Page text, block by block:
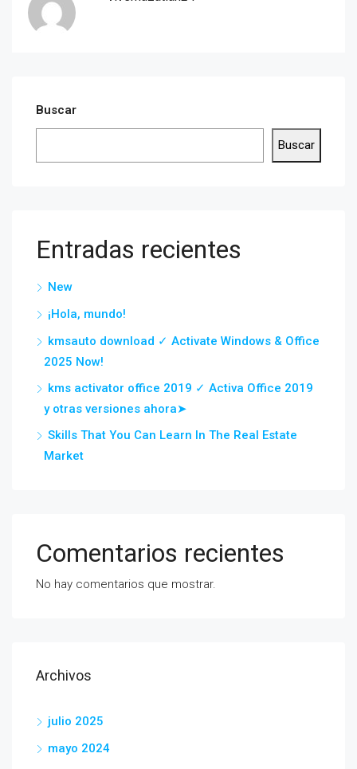
Buscar
Buscar
Entradas recientes
New
¡Hola, mundo!
kmsauto download ✓ Activate Windows & Office
2025 Now!
kms activator office 2019 ✓ Activa Office 2019
y otras versiones ahora➤
Skills That You Can Learn In The Real Estate
Market
Comentarios recientes
No hay comentarios que mostrar.
Archivos
julio 2025
mayo 2024